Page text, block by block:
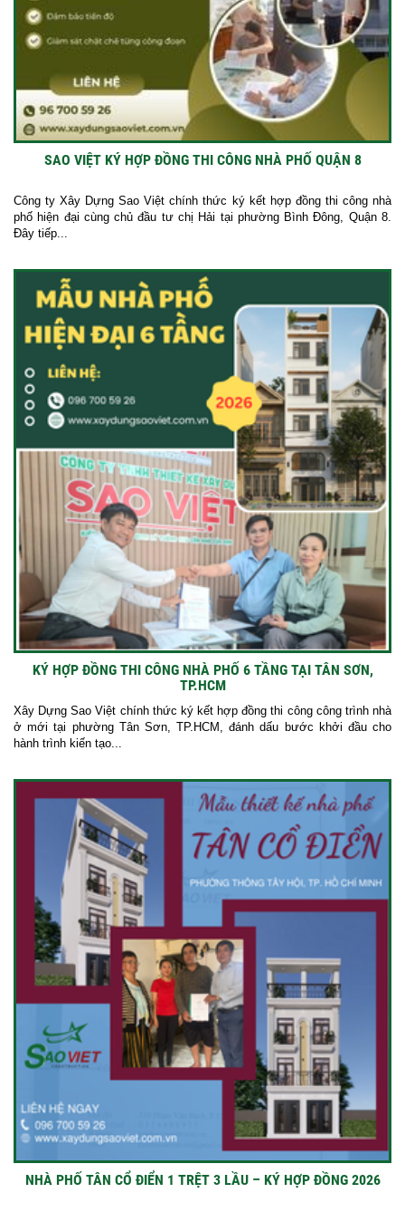
SAO VIỆT KÝ HỢP ĐỒNG THI CÔNG NHÀ PHỐ QUẬN 8
Công ty Xây Dựng Sao Việt chính thức ký kết hợp đồng thi công nhà
phố hiện đại cùng chủ đầu tư chị Hải tại phường Bình Đông, Quận 8.
Đây tiếp...
KÝ HỢP ĐỒNG THI CÔNG NHÀ PHỐ 6 TẦNG TẠI TÂN SƠN,
TP.HCM
Xây Dựng Sao Việt chính thức ký kết hợp đồng thi công công trình nhà
ở mới tại phường Tân Sơn, TP.HCM, đánh dấu bước khởi đầu cho
hành trình kiến tạo...
NHÀ PHỐ TÂN CỔ ĐIỂN 1 TRỆT 3 LẦU – KÝ HỢP ĐỒNG 2026